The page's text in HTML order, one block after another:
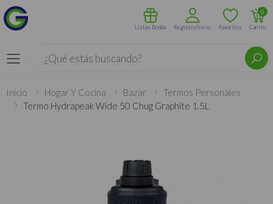
Menú
Listas Bodas Registro/Inicio Favoritos Carrito
0
Inicio Hogar Y Cocina Bazar
Termos Personales
Termo Hydrapeak Wide 50 Chug Graphite 1.5L